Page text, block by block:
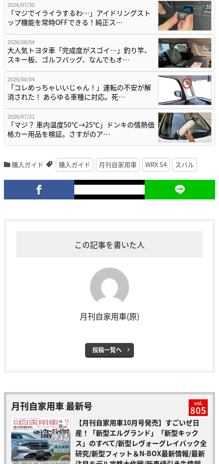
2026/07/30
「マジでイライラするわ…」アイドリングスト
ップ機能を常時OFFできる！純正ス…
2026/08/04
大人気トヨタ車「完成度がスゴイ…」釣り竿、
スキー板、ゴルフバッグ、なんでもオ…
2026/08/04
「コレめっちゃいいじゃん！」運転の不安が解
消された！ あらゆる車種に対応。死…
2026/07/21
「マジ？ 車内温度50℃→25℃」ドンキの情熱価
格カー用品を検証。さすがのア…
購入ガイド 購入ガイド 月刊自家用車 WRX S4 スバル
この記事を書いた人
月刊自家用車(原)
投稿一覧へ
月刊自家用車 最新号 vol.
805
【月刊自家用車10月号発売】すごいぜ日
産！「新型エルグランド」「新型キック
ス」のすべて/新型レヴォーグレイバック全
研究/新型フィット＆N-BOX最新情報/最新